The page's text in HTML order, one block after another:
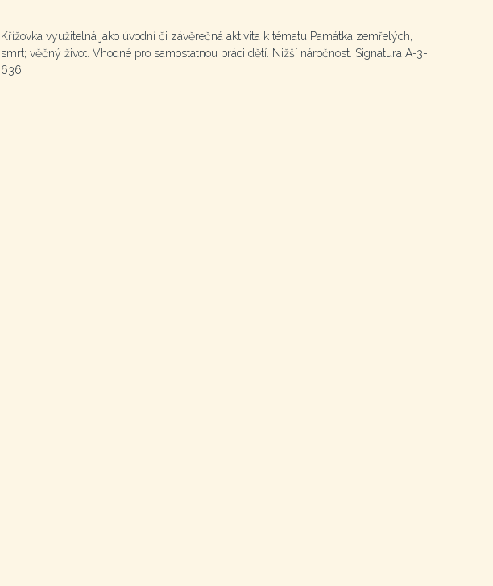
Křížovka využitelná jako úvodní či závěrečná aktivita k tématu Památka zemřelých,
smrt; věčný život. Vhodné pro samostatnou práci dětí. Nižší náročnost. Signatura A-3-
636.